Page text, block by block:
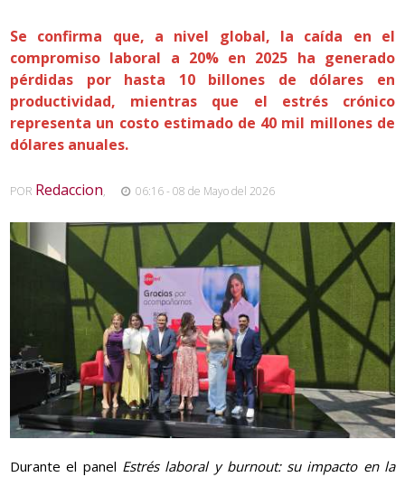
Se confirma que, a nivel global, la caída en el
compromiso laboral a 20% en 2025 ha generado
pérdidas por hasta 10 billones de dólares en
productividad, mientras que el estrés crónico
representa un costo estimado de 40 mil millones de
dólares anuales.
POR Redaccion, 06:16 - 08 de Mayo del 2026
Durante el panel Estrés laboral y burnout: su impacto en la